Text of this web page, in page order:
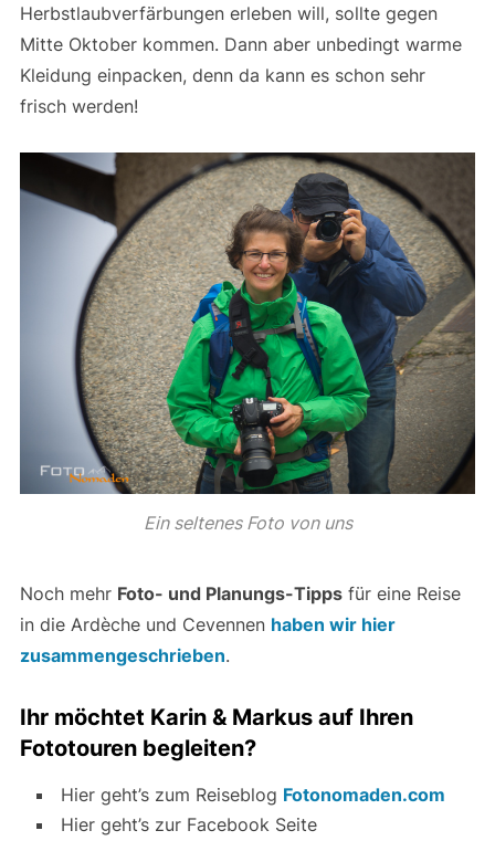
Herbstlaubverfärbungen erleben will, sollte gegen
Mitte Oktober kommen. Dann aber unbedingt warme
Kleidung einpacken, denn da kann es schon sehr
frisch werden!
Ein seltenes Foto von uns
Noch mehr Foto- und Planungs-Tippsfür eine Reise
in die Ardèche und Cevennen haben wir hier
zusammengeschrieben.
Ihr möchtet Karin & Markus auf Ihren
Fototouren begleiten?
Hier geht’s zum Reiseblog Fotonomaden.com
Hier geht’s zur Facebook Seite